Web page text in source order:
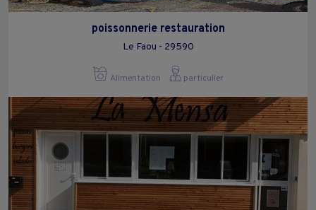
poissonnerie restauration
Le Faou - 29590
Alimentation particulier